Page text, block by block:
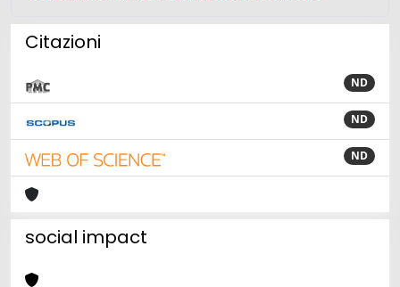
Citazioni
ND
ND
ND
social impact